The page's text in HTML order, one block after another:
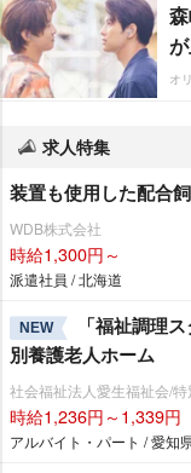
オ
求人特集
装置も使用した配合
WDB株式会社
時給1,300円～
派遣社員 / 北海道
NEW
「福祉調理
別養護老人ホーム
社会福祉法人愛生福祉会/
時給1,236円～1,339円
アルバイト・パート / 愛知